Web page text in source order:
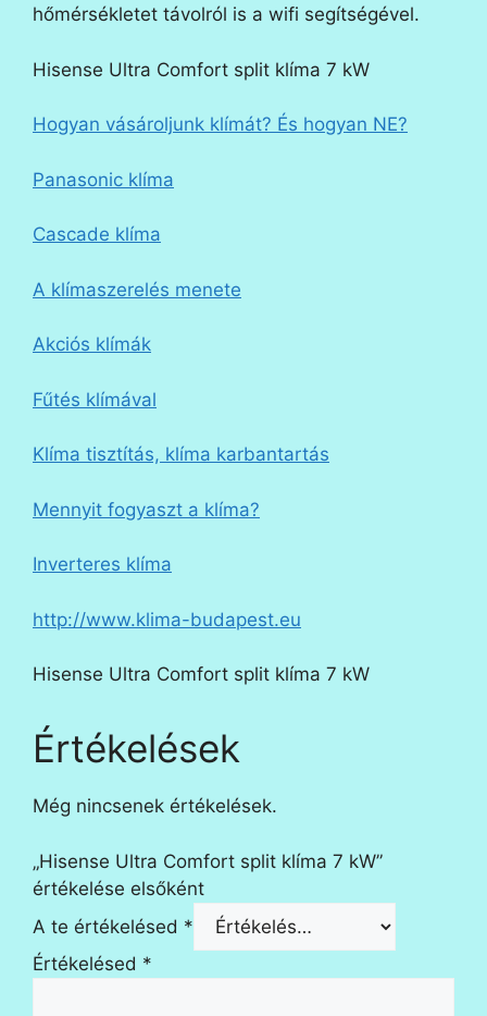
hőmérsékletet távolról is a wifi segítségével.
Hisense Ultra Comfort split klíma 7 kW
Hogyan vásároljunk klímát? És hogyan NE?
Panasonic klíma
Cascade klíma
A klímaszerelés menete
Akciós klímák
Fűtés klímával
Klíma tisztítás, klíma karbantartás
Mennyit fogyaszt a klíma?
Inverteres klíma
http://www.klima-budapest.eu
Hisense Ultra Comfort split klíma 7 kW
Értékelések
Még nincsenek értékelések.
„Hisense Ultra Comfort split klíma 7 kW”
értékelése elsőként
A te értékelésed *
Értékelésed *